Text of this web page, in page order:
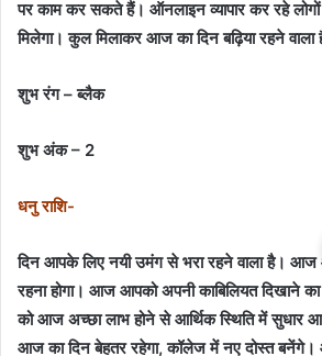
पर काम कर सकते हैं। ऑनलाइन व्यापार कर रहे
मिलेगा। कुल मिलाकर आज का दिन बढ़िया रहने वाला
शुभ रंग – ब्लैक
शुभ अंक – 2
धनु राशि-
दिन आपके लिए नयी उमंग से भरा रहने वाला है। आज
रहना होगा। आज आपको अपनी काबिलियत दिखाने का
को आज अच्छा लाभ होने से आर्थिक स्थिति में सुधार
आज का दिन बेहतर रहेगा, कॉलेज में नए दोस्त